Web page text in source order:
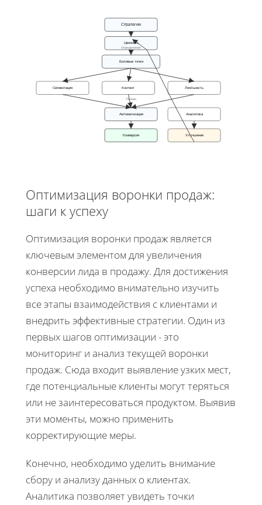
Стратегии
Ценность
Болевые точки
Сегментация Контент Лояльность
Автоматизация Аналитика
Конверсия Улучшение
Определение
Тактики
Оптимизация воронки продаж:
шаги к успеху
Оптимизация воронки продаж является
ключевым элементом для увеличения
конверсии лида в продажу. Для достижения
успеха необходимо внимательно изучить
все этапы взаимодействия с клиентами и
внедрить эффективные стратегии. Один из
первых шагов оптимизации - это
мониторинг и анализ текущей воронки
продаж. Сюда входит выявление узких мест,
где потенциальные клиенты могут теряться
или не заинтересоваться продуктом. Выявив
эти моменты, можно применить
корректирующие меры.
Конечно, необходимо уделить внимание
сбору и анализу данных о клиентах.
Аналитика позволяет увидеть точки